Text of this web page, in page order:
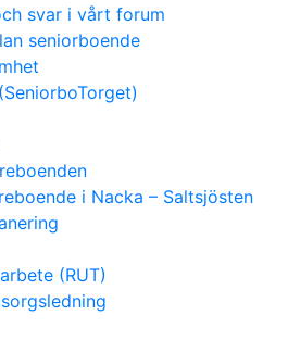
svar i vårt forum
seniorboende
i Nacka – Saltsjösten
(RUT)